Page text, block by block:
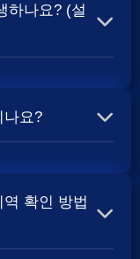
와 결합하여 가입
게 지급되는 경향
하나요? (설
상품 및 프로모션
나요?
조건은 카드사 및
확인 방법